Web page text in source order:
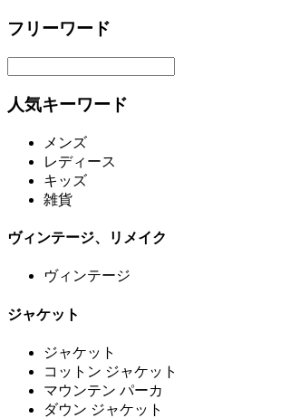
フリーワード
人気キーワード
メンズ
レディース
キッズ
雑貨
ヴィンテージ、リメイク
ヴィンテージ
ジャケット
ジャケット
コットン ジャケット
マウンテン パーカ
ダウン ジャケット